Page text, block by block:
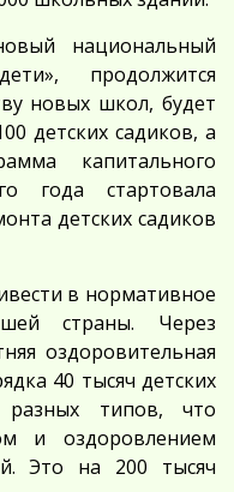
национальный
продолжится
новых школ, будет
детских садиков, а
капитального
года стартовала
детских садиков
в нормативное
страны. Через
оздоровительная
40 тысяч детских
разных типов, что
и оздоровлением
Это на 200 тысяч